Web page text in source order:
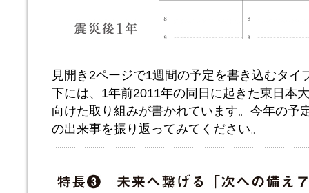
見開き2ページで1週間の予定を書き込むタイ
下には、1年前2011年の同日に起きた東日本
向けた取り組みが書かれています。今年の予
の出来事を振り返ってみてください。